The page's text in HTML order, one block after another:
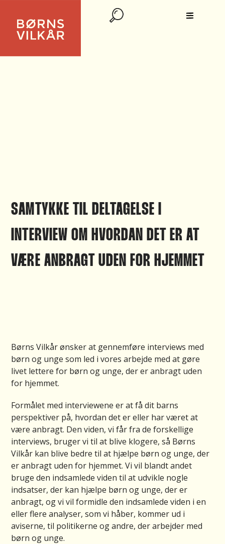
SAMTYKKE TIL DELTAGELSE I
INTERVIEW OM HVORDAN DET ER AT
VÆRE ANBRAGT UDEN FOR HJEMMET
Børns Vilkår ønsker at gennemføre interviews med
børn og unge som led i vores arbejde med at gøre
livet lettere for børn og unge, der er anbragt uden
for hjemmet.
Formålet med interviewene er at få dit barns
perspektiver på, hvordan det er eller har været at
være anbragt. Den viden, vi får fra de forskellige
interviews, bruger vi til at blive klogere, så Børns
Vilkår kan blive bedre til at hjælpe børn og unge, der
er anbragt uden for hjemmet. Vi vil blandt andet
bruge den indsamlede viden til at udvikle nogle
indsatser, der kan hjælpe børn og unge, der er
anbragt, og vi vil formidle den indsamlede viden i en
eller flere analyser, som vi håber, kommer ud i
aviserne, til politikerne og andre, der arbejder med
børn og unge.